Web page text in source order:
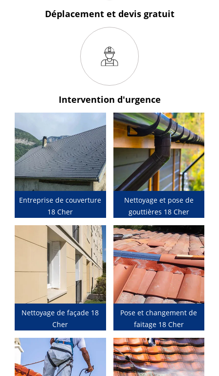
Déplacement et devis gratuit
Intervention d'urgence
Entreprise de couverture
18 Cher
Nettoyage et pose de
gouttières 18 Cher
Nettoyage de façade 18
Cher
Pose et changement de
faitage 18 Cher